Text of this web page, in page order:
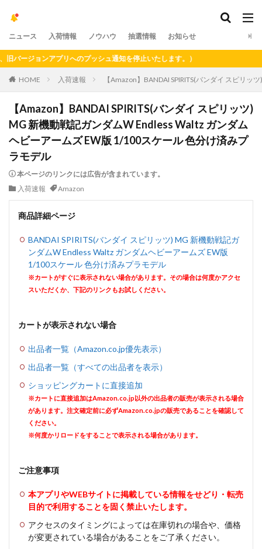
ニュース 入荷情報 ノウハウ 抽選情報 お知らせ
ョンアプリへのプッシュ通知を停止いたします。）
HOME 入荷速報 【Amazon】BANDAI SPIRITS(バンダイ スピリ
【Amazon】BANDAI SPIRITS(バンダイ スピリッツ)
MG 新機動戦記ガンダムW Endless Waltz ガンダム
ヘビーアームズ EW版 1/100スケール 色分け済みプ
ラモデル
本ページのリンクには広告が含まれています。
入荷速報
Amazon
商品詳細ページ
BANDAI SPIRITS(バンダイ スピリッツ) MG 新機動戦記ガ
ンダムW Endless Waltz ガンダムヘビーアームズ EW版
1/100スケール 色分け済みプラモデル
※カートがすぐに表示されない場合があります。その場合は何度かアクセ
スいただくか、下記のリンクもお試しください。
カートが表示されない場合
出品者一覧（Amazon.co.jp優先表示）
出品者一覧（すべての出品者を表示）
ショッピングカートに直接追加
※カートに直接追加はAmazon.co.jp以外の出品者の販売が表示される場合
があります。注文確定前に必ずAmazon.co.jpの販売であることを確認して
ください。
※何度かリロードをすることで表示される場合があります。
ご注意事項
本アプリやWEBサイトに掲載している情報をせどり・転売
目的で利用することを固く禁止いたします。
アクセスのタイミングによっては在庫切れの場合や、価格
が変更されている場合があることをご了承ください。